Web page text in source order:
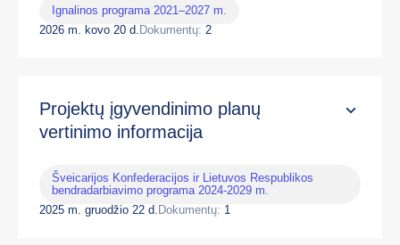
Ignalinos programa 2021–2027 m.
2026 m. kovo 20 d. Dokumentų: 2
Projektų įgyvendinimo planų
vertinimo informacija
Šveicarijos Konfederacijos ir Lietuvos Respublikos
bendradarbiavimo programa 2024-2029 m.
2025 m. gruodžio 22 d. Dokumentų: 1